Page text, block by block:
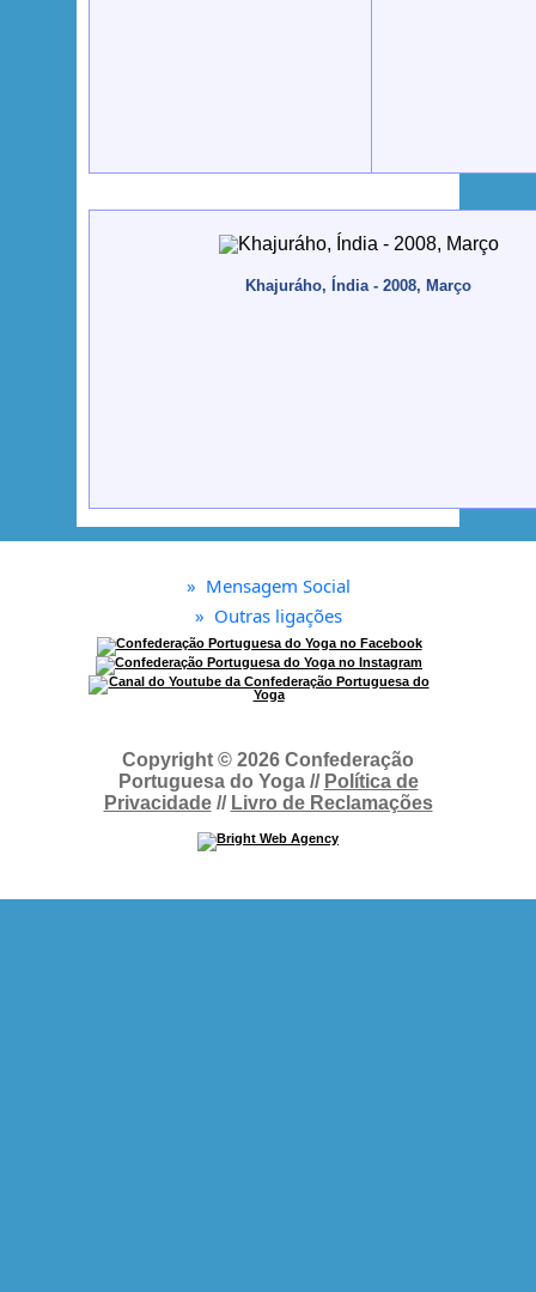
Khajuráho, Índia - 2008, Março
» Mensagem Social
» Outras ligações
Copyright © 2026 Confederação
Portuguesa do Yoga // Política de
Privacidade// Livro de Reclamações